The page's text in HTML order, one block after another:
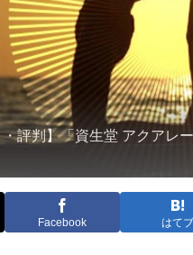
評判】「資生堂 アクアレ
Facebook はてブ